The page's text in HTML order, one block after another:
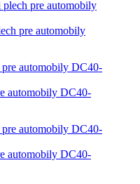
pre automobily
automobily DC40-
automobily DC40-